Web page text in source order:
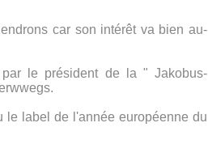
car son intérêt va bien au-
par le président de la " Jakobus-
le label de l'année européenne du